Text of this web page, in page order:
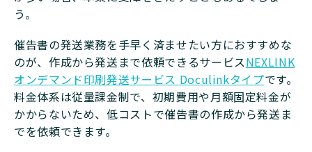
う。
催告書の発送業務を手早く済ませたい方におすすめな
のが、作成から発送まで依頼できるサービスNEXLINK
オンデマンド印刷発送サービス Doculinkタイプです。
料金体系は従量課金制で、初期費用や月額固定料金が
かからないため、低コストで催告書の作成から発送ま
でを依頼できます。